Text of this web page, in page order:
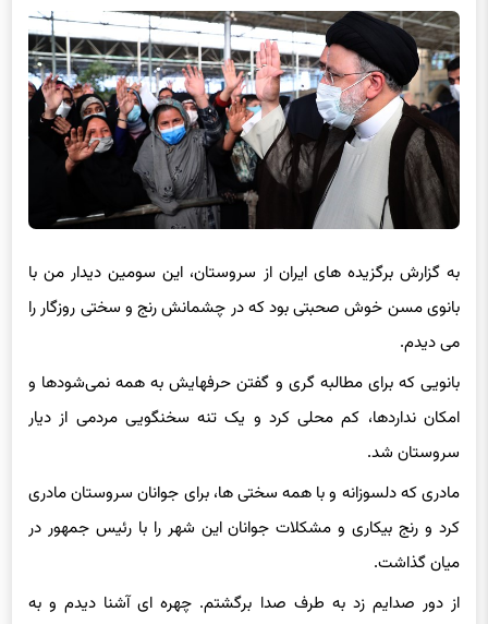
به گزارش برگزیده های ایران از سروستان، این سومین دیدار من با
بانوی مسن خوش صحبتی بود که در چشمانش رنج و سختی روزگار را
می دیدم.
بانویی که برای مطالبه گری و گفتن حرفهایش به همه نمی‌شودها و
امکان نداردها، کم محلی کرد و یک تنه سخنگویی مردمی از دیار
سروستان شد.
مادری که دلسوزانه و با همه سختی ها، برای جوانان سروستان مادری
کرد و رنج بیکاری و مشکلات جوانان این شهر را با رئیس جمهور در
میان گذاشت.
از دور صدایم زد به طرف صدا برگشتم. چهره ای آشنا دیدم و به